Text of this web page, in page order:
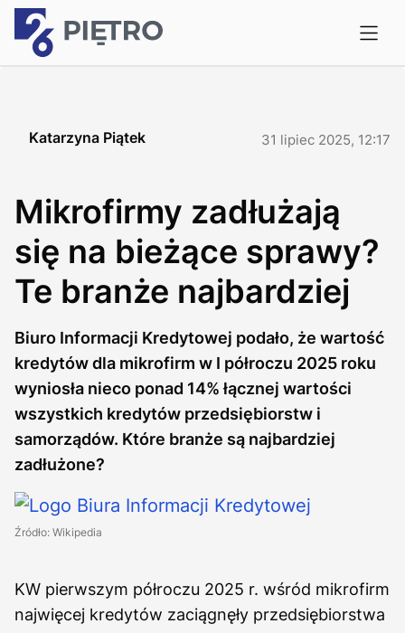
Katarzyna Piątek 31 lipiec 2025, 12:17
Mikrofirmy zadłużają
się na bieżące sprawy?
Te branże najbardziej
Biuro Informacji Kredytowej podało, że wartość
kredytów dla mikrofirm w I półroczu 2025 roku
wyniosła nieco ponad 14% łącznej wartości
wszystkich kredytów przedsiębiorstw i
samorządów. Które branże są najbardziej
zadłużone?
Źródło: Wikipedia
KW pierwszym półroczu 2025 r. wśród mikrofirm
najwięcej kredytów zaciągnęły przedsiębiorstwa